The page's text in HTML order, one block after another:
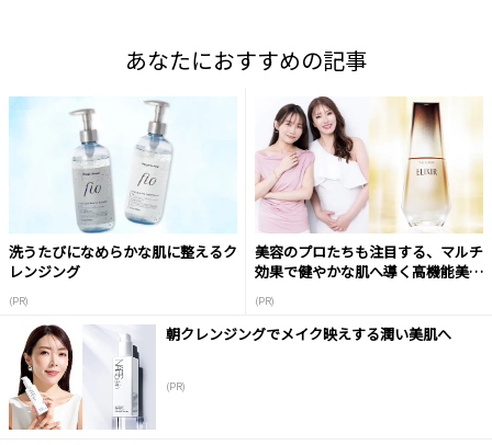
あなたにおすすめの記事
洗うたびになめらかな肌に整えるク
レンジング
(PR)
美容のプロたちも注目する、マルチ
効果で健やかな肌へ導く高機能美容
(PR)
朝クレンジングでメイク映えする潤い美肌へ
(PR)